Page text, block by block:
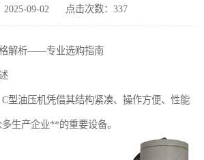
2025-09-02 点击次数：337
解析——专业选购指南
型油压机凭借其结构紧凑、操作方便、性能
生产企业**的重要设备。